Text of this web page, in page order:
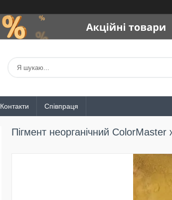
Контакти Співпраця
Пігмент неорганічний ColorMaster